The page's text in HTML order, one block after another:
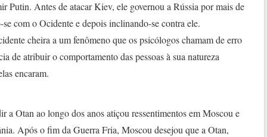
Putin. Antes de atacar Kiev, ele governou a Rússia por mais de
com o Ocidente e depois inclinando-se contra ele.
cheira a um fenômeno que os psicólogos chamam de erro
de atribuir o comportamento das pessoas à sua natureza
encaram.
a Otan ao longo dos anos atiçou ressentimentos em Moscou e
Após o fim da Guerra Fria, Moscou desejou que a Otan,